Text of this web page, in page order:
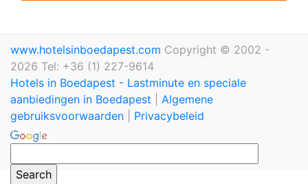
www.hotelsinboedapest.com Copyright © 2002 -
2026 Tel: +36 (1) 227-9614
Hotels in Boedapest - Lastminute en speciale
aanbiedingen in Boedapest
Algemene
gebruiksvoorwaarden
Privacybeleid